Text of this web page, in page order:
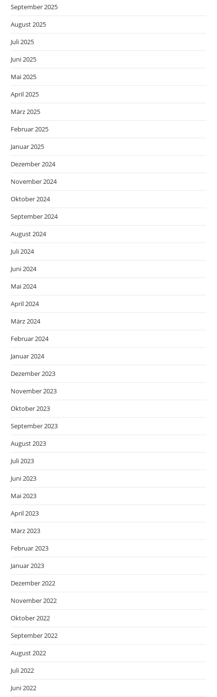
September 2025
August 2025
Juli 2025
Juni 2025
Mai 2025
April 2025
März 2025
Februar 2025
Januar 2025
Dezember 2024
November 2024
Oktober 2024
September 2024
August 2024
Juli 2024
Juni 2024
Mai 2024
April 2024
März 2024
Februar 2024
Januar 2024
Dezember 2023
November 2023
Oktober 2023
September 2023
August 2023
Juli 2023
Juni 2023
Mai 2023
April 2023
März 2023
Februar 2023
Januar 2023
Dezember 2022
November 2022
Oktober 2022
September 2022
August 2022
Juli 2022
Juni 2022